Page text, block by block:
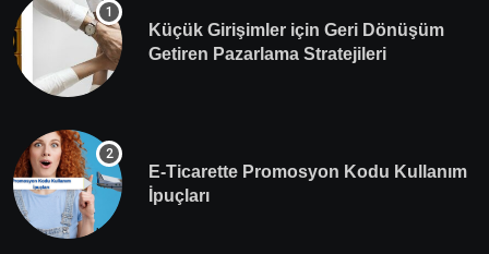
Küçük Girişimler için Geri Dönüşüm
Getiren Pazarlama Stratejileri
E-Ticarette Promosyon Kodu Kullanım
İpuçları